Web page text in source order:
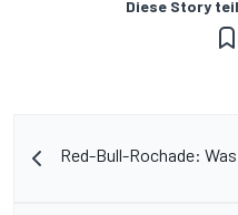
Diese Story
Red-Bull-Rochade: